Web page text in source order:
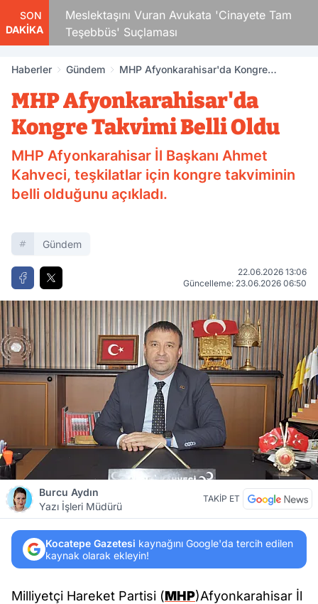
SON
DAKİKA
Meslektaşını Vuran Avukata 'Cinayete Tam
Teşebbüs' Suçlaması
Haberler Gündem
MHP Afyonkarahisar'da Kongre
MHP Afyonkarahisar'da
Kongre Takvimi Belli Oldu
MHP Afyonkarahisar İl Başkanı Ahmet
Kahveci, teşkilatlar için kongre takviminin
belli olduğunu açıkladı.
Gündem
22.06.2026 13:06
Güncelleme: 23.06.2026 06:50
Burcu Aydın
Yazı İşleri Müdürü
TAKİP ET
Kocatepe Gazetesi kaynağını Google'da tercih edilen
kaynak olarak ekleyin!
Milliyetçi Hareket Partisi (MHP)Afyonkarahisar İl